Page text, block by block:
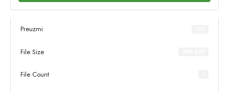
Preuzmi
File Size
File Count